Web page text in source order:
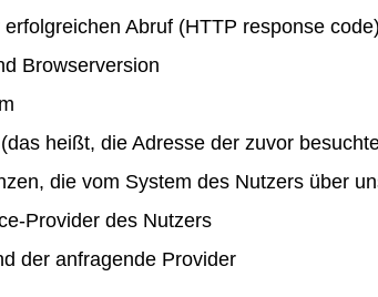
Abruf (HTTP response code)
Browserversion
heißt, die Adresse der zuvor
die vom System des Nutzers über
Provider des Nutzers
der anfragende Provider